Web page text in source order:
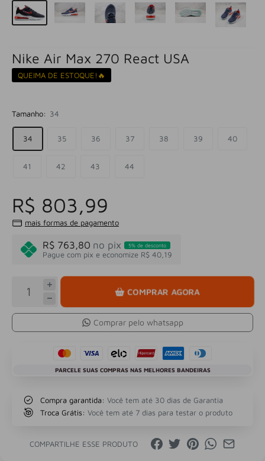
Nike Air Max 270 React USA
QUEIMA DE ESTOQUE!🔥
Tamanho: 34
34 35 36 37 38 39 40
41 42 43 44
R$ 803,99
mais formas de pagamento
R$ 763,80 no pix 5% de desconto
Pague com pix e economize R$ 40,19
COMPRAR AGORA
Comprar pelo whatsapp
PARCELE SUAS COMPRAS NAS MELHORES BANDEIRAS
Compra garantida: Você tem até 30 dias de Garantia
Troca Grátis: Você tem até 7 dias para testar o produto
COMPARTILHE ESSE PRODUTO